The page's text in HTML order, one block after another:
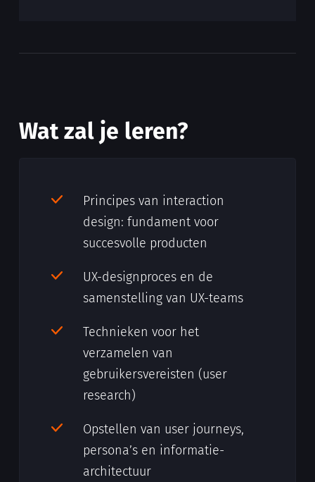
Wat zal je leren?
Principes van interaction
design: fundament voor
succesvolle producten
UX-designproces en de
samenstelling van UX-teams
Technieken voor het
verzamelen van
gebruikersvereisten (user
research)
Opstellen van user journeys,
persona’s en informatie-
architectuur